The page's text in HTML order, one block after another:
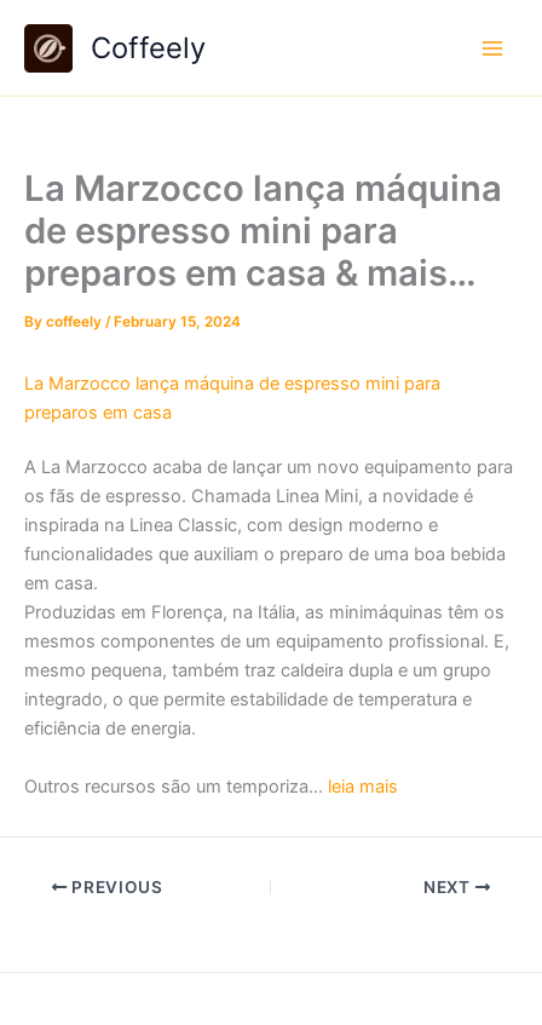
content
Coffeely
La Marzocco lança máquina
de espresso mini para
preparos em casa & mais…
By coffeely / February 15, 2024
La Marzocco lança máquina de espresso mini para
preparos em casa
A La Marzocco acaba de lançar um novo equipamento para
os fãs de espresso. Chamada Linea Mini, a novidade é
inspirada na Linea Classic, com design moderno e
funcionalidades que auxiliam o preparo de uma boa bebida
em casa.
Produzidas em Florença, na Itália, as minimáquinas têm os
mesmos componentes de um equipamento profissional. E,
mesmo pequena, também traz caldeira dupla e um grupo
integrado, o que permite estabilidade de temperatura e
eficiência de energia.
Outros recursos são um temporiza… leia mais
PREVIOUS NEXT